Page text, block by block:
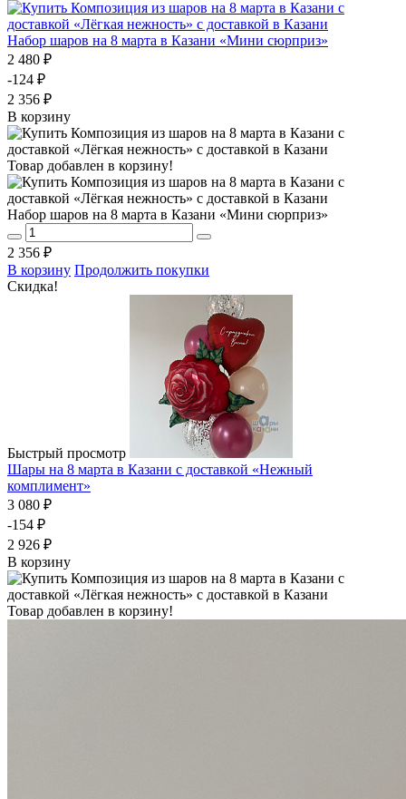
Набор шаров на 8 марта в Казани «Мини сюрприз»
2 480 ₽
-124 ₽
2 356 ₽
В корзину
Товар добавлен в корзину!
Набор шаров на 8 марта в Казани «Мини сюрприз»
2 356 ₽
В корзину Продолжить покупки
Скидка!
Быстрый просмотр
Шары на 8 марта в Казани с доставкой «Нежный
комплимент»
3 080 ₽
-154 ₽
2 926 ₽
В корзину
Товар добавлен в корзину!